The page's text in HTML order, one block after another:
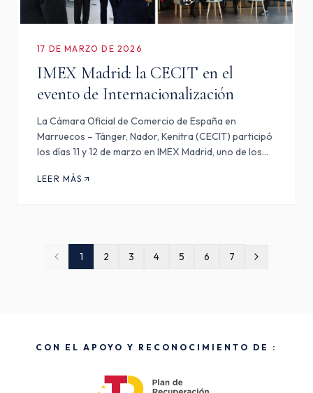
17 DE MARZO DE 2026
IMEX Madrid: la CECIT en el
evento de Internacionalización
La Cámara Oficial de Comercio de España en
Marruecos – Tánger, Nador, Kenitra (CECIT) participó
los días 11 y 12 de marzo en IMEX Madrid, uno de los
internacionalización de las empresas. Este salón
LEER MÁS
1 2 3 4 5 6 7
CON EL APOYO Y RECONOCIMIENTO DE :